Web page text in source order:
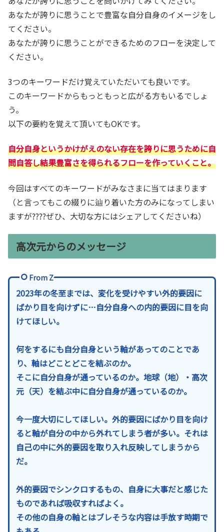
あなたが誇りに思うことで豊富な自分自身のイメージをし
てください。
あなたが誇りに思うことができるためのフローを決定して
ください。
3つのキーワードだけ覚えていただいても良いです。
このキーワードからもっともっと広がる方もいるでしょ
う。
以下の要約を覚えて頂いてもOKです。
自分自身というかけがえのない存在を誇りに思うために自
問自答し結果豊富さを得られるフローを作っていくこと。
今回はすべてのキーワードがみなさまに当てはまります
（と言ってもこの綴りに辿り着いた方のみになってしまい
ますが????ぜひ、大切な方にはシェアしてくださいね）
高次元からのメッセージ
From Z
2023年の冬至までは、変化を受けやすい外的要因に
ばかり目を向けずに…自分自身への内的要因に目を向
けてほしい。
何をするにも自分自身という軸があってのことであ
り、軸はどことどこを結ぶのか。
そこに自分自身が通っているのか。地球（地）・高次
元（天）を結ぶ中に自分自身が通っているのか。
今一度大切にしてほしい。外的要因にばかり目を向け
ると軸が自分の中から外れてしまう者が多い。それは
自己の中に外的要因を取り入れ反映してしまうから
だ。
外的要因でシンクロするもの、自身に大事だと感じた
ものであれば吸収すればよく。
その他の自身の軸とはブレそうな内容は手放す時期で